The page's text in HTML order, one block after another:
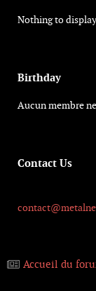
Nothing to
Birthday
Aucun membre
Contact Us
Accueil du